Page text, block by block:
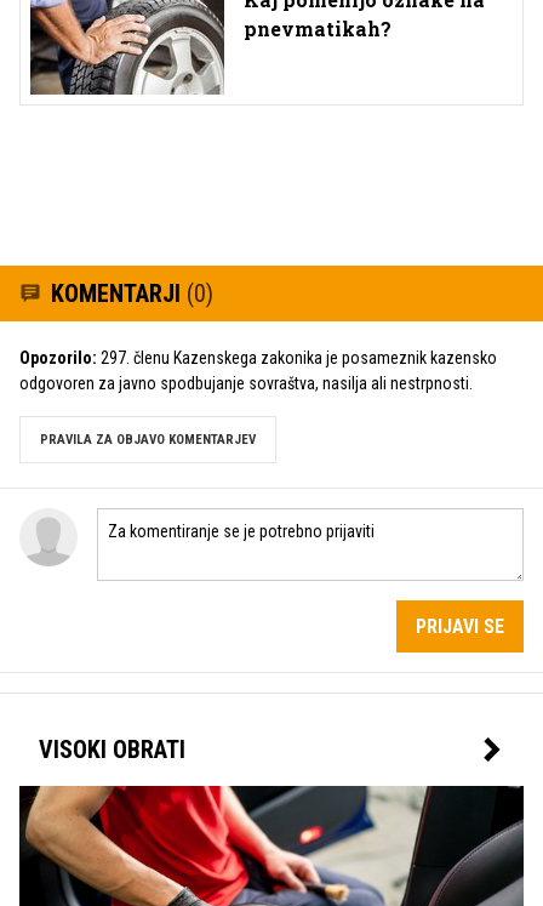
pnevmatikah?
KOMENTARJI (0)
Opozorilo: 297. členu Kazenskega zakonika je posameznik kazensko
odgovoren za javno spodbujanje sovraštva, nasilja ali nestrpnosti.
PRAVILA ZA OBJAVO KOMENTARJEV
PRIJAVI SE
VISOKI OBRATI